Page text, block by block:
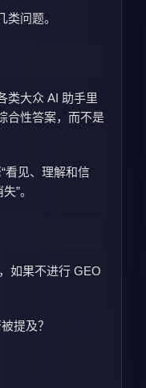
问题。
类大众 AI 助手里
合性答案，而不是
看见、理解和信
”。
如果不进行 GEO
提及？